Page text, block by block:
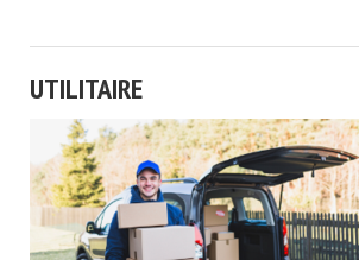
UTILITAIRE